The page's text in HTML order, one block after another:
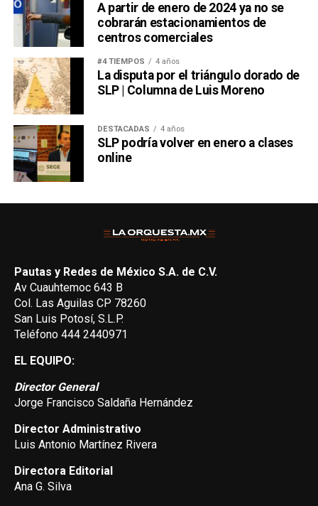
A partir de enero de 2024 ya no se
cobrarán estacionamientos de
centros comerciales
#4 TIEMPOS 4 años
La disputa por el triángulo dorado de
SLP | Columna de Luis Moreno
DESTACADAS 4 años
SLP podría volver en enero a clases
online
Pautas y Redes de México S.A. de C.V.
Av Cuauhtemoc 643 B
Col. Las Aguilas CP 78260
San Luis Potosí, S.L.P.
Teléfono 444 2440971
EL EQUIPO:
Director General
Jorge Francisco Saldaña Hernández
Director Administrativo
Luis Antonio Martínez Rivera
Directora Editorial
Ana G. Silva